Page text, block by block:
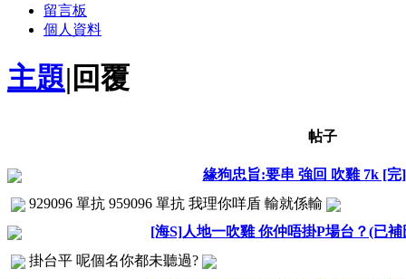
留言板
個人資料
主題| 回覆
帖子
緣狗忠旨:要串 強回 吹雞 7k [完]
929096 單抗 959096 單抗 我理你咩盾 輸就係輸
[海S]人地一吹雞 你仲唔掛P場台？(已
掛台平 呢個名你都未聽過?